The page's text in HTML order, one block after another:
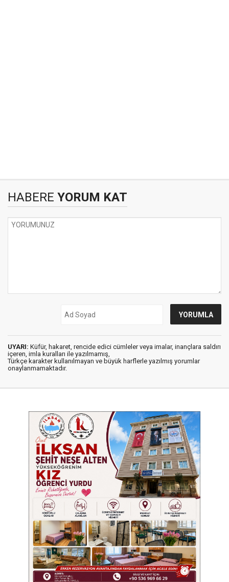
HABERE YORUM KAT
UYARI: Küfür, hakaret, rencide edici cümleler veya imalar, inançlara saldırı
içeren, imla kuralları ile yazılmamış,
Türkçe karakter kullanılmayan ve büyük harflerle yazılmış yorumlar
onaylanmamaktadır.